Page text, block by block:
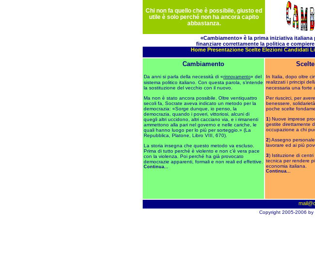
Chi non fa quello che è possibile, giusto ed
utile è solo perché non ha ancora capito
abbastanza.
«Cambiamento» è la prima iniziativa
finanziare correttamente la politica e
Home Presentazione Scelte Elezioni Candidati
Cambiamento
Da anni si parla della necessità di «rinnovamento» del
sistema politico italiano. Con questa parola, s’intende
la sostituzione del vecchio con il nuovo.
Ma non è stato ancora possibile. Oltre ventiquattro
secoli fa, Socrate aveva indicato un metodo per la
democrazia: «Sorge dunque, io penso, la
democrazia, quando i poveri, vittoriosi, alcuni di
quegli altri uccidono, altri cacciano via, e i rimanenti
ammettono alla pari nel governo e nelle cariche, le
quali hanno luogo per lo più per sorteggio.» (La
Repubblica, Platone, Libro VIII, 670).
La storia insegna che questo metodo va escluso.
Prima di tutto perché è violento e non c’è vera pace
con la violenza. Poi perché ha già provocato
democrazie apparenti, formali e non reali ed effettive.
Continua...
In Italia, dopo oltre
realizzati i principi
necessaria una forte
Per riuscirci, per
benessere,
poche scelte
1) Nuove imprese
gestite direttamente
occupazione a chi
2) Assegno
lavorare ed ai più
3) Istituzione di centri
tecnica per rendere
economia italiana.
Continua...
Copyright 2005-2006 by